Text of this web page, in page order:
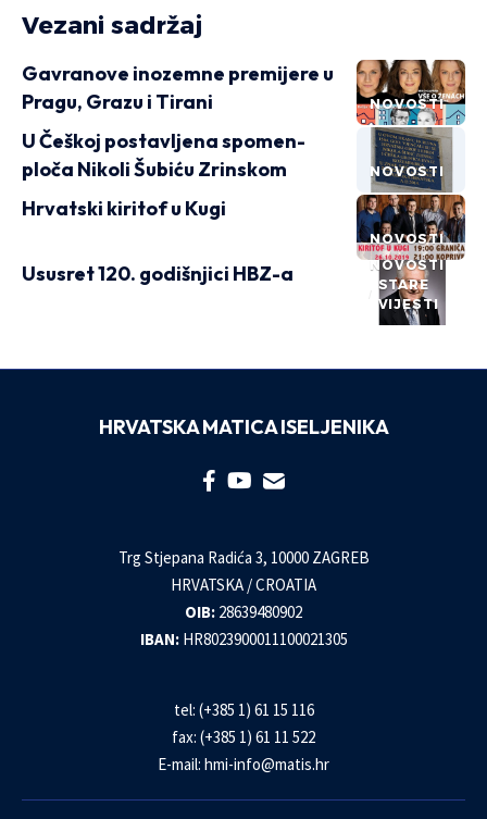
Vezani sadržaj
NOVOSTI
Gavranove inozemne premijere u
Pragu, Grazu i Tirani
NOVOSTI
U Češkoj postavljena spomen-
ploča Nikoli Šubiću Zrinskom
NOVOSTI
Hrvatski kiritof u Kugi
NOVOSTI
STARE
VIJESTI
Ususret 120. godišnjici HBZ-a
HRVATSKA MATICA ISELJENIKA
Trg Stjepana Radića 3, 10000 ZAGREB
HRVATSKA / CROATIA
OIB: 28639480902
IBAN: HR8023900011100021305
tel: (+385 1) 61 15 116
fax: (+385 1) 61 11 522
E-mail: hmi-info@matis.hr